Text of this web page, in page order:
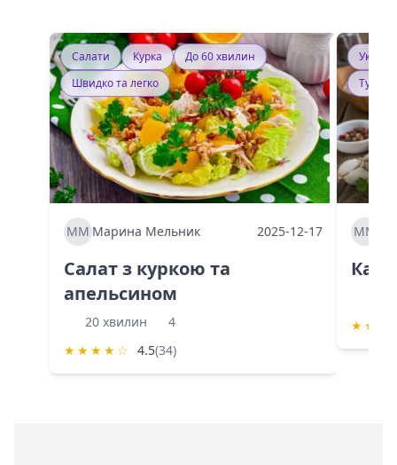
Салати Курка
До 60 хвилин
Швидко та легко
ММ Марина Мельник 2025-12-17
Салат з куркою та
апельсином
20 хвилин
4
★ ★ ★ ★ ☆ 4.5(34)
ММ
★ ★